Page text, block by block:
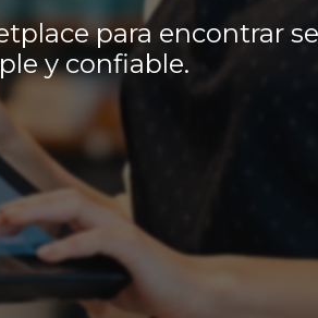
para encontrar
y confiable.